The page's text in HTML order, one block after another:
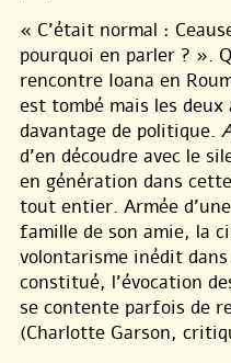
« C’était normal :
pourquoi en parler ? ».
rencontre Ioana en
est tombé mais les
davantage de politique.
d’en découdre avec le
en génération dans
tout entier. Armée
famille de son amie, la
volontarisme inédit
constitué, l’évocation
se contente parfois de
(Charlotte Garson,